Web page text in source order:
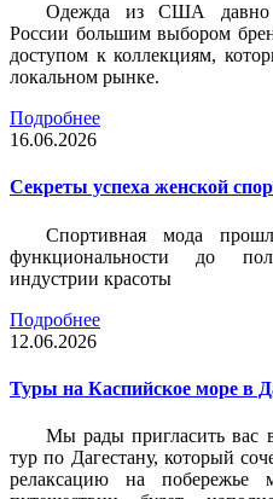
Одежда из США давно
России большим выбором
доступом к коллекциям,
локальном рынке.
Подробнее
16.06.2026
Секреты успеха женской
Спортивная мода
функциональности до
индустрии красоты
Подробнее
12.06.2026
Туры на Каспийское море в
Мы рады пригласить вас
тур по Дагестану, который
релаксацию на